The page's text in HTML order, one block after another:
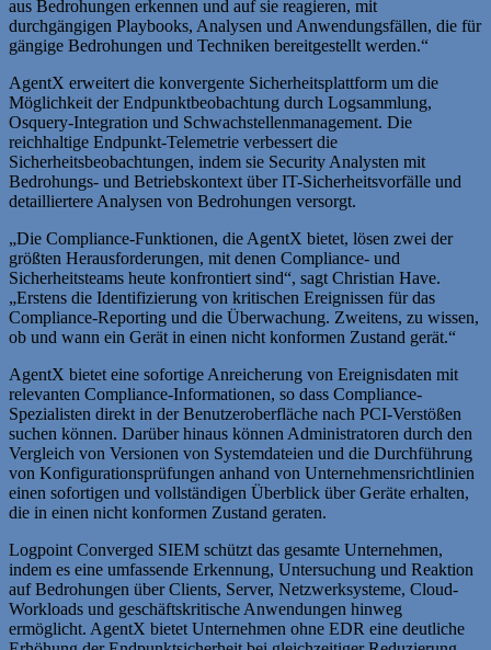
aus Bedrohungen erkennen und auf sie reagieren, mit
durchgängigen Playbooks, Analysen und Anwendungsfällen, die für
gängige Bedrohungen und Techniken bereitgestellt werden.“
AgentX erweitert die konvergente Sicherheitsplattform um die
Möglichkeit der Endpunktbeobachtung durch Logsammlung,
Osquery-Integration und Schwachstellenmanagement. Die
reichhaltige Endpunkt-Telemetrie verbessert die
Sicherheitsbeobachtungen, indem sie Security Analysten mit
Bedrohungs- und Betriebskontext über IT-Sicherheitsvorfälle und
detailliertere Analysen von Bedrohungen versorgt.
„Die Compliance-Funktionen, die AgentX bietet, lösen zwei der
größten Herausforderungen, mit denen Compliance- und
Sicherheitsteams heute konfrontiert sind“, sagt Christian Have.
„Erstens die Identifizierung von kritischen Ereignissen für das
Compliance-Reporting und die Überwachung. Zweitens, zu wissen,
ob und wann ein Gerät in einen nicht konformen Zustand gerät.“
AgentX bietet eine sofortige Anreicherung von Ereignisdaten mit
relevanten Compliance-Informationen, so dass Compliance-
Spezialisten direkt in der Benutzeroberfläche nach PCI-Verstößen
suchen können. Darüber hinaus können Administratoren durch den
Vergleich von Versionen von Systemdateien und die Durchführung
von Konfigurationsprüfungen anhand von Unternehmensrichtlinien
einen sofortigen und vollständigen Überblick über Geräte erhalten,
die in einen nicht konformen Zustand geraten.
Logpoint Converged SIEM schützt das gesamte Unternehmen,
indem es eine umfassende Erkennung, Untersuchung und Reaktion
auf Bedrohungen über Clients, Server, Netzwerksysteme, Cloud-
Workloads und geschäftskritische Anwendungen hinweg
ermöglicht. AgentX bietet Unternehmen ohne EDR eine deutliche